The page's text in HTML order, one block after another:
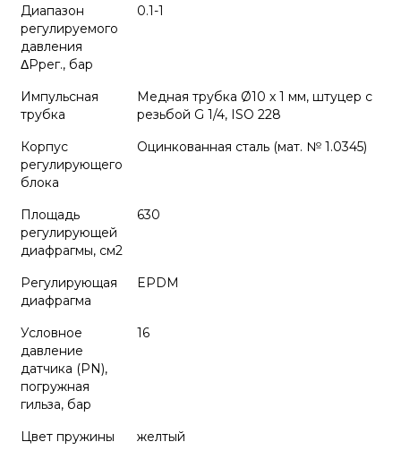
Диапазон
регулируемого
давления
ΔPрег., бар
0.1-1
Импульсная
трубка
Медная трубка Ø10 x 1 мм, штуцер с
резьбой G 1/4, ISO 228
Корпус
регулирующего
блока
Оцинкованная сталь (мат. № 1.0345)
Площадь
регулирующей
диафрагмы, см2
630
Регулирующая
диафрагма
EPDM
Условное
давление
датчика (PN),
погружная
гильза, бар
16
Цвет пружины
желтый